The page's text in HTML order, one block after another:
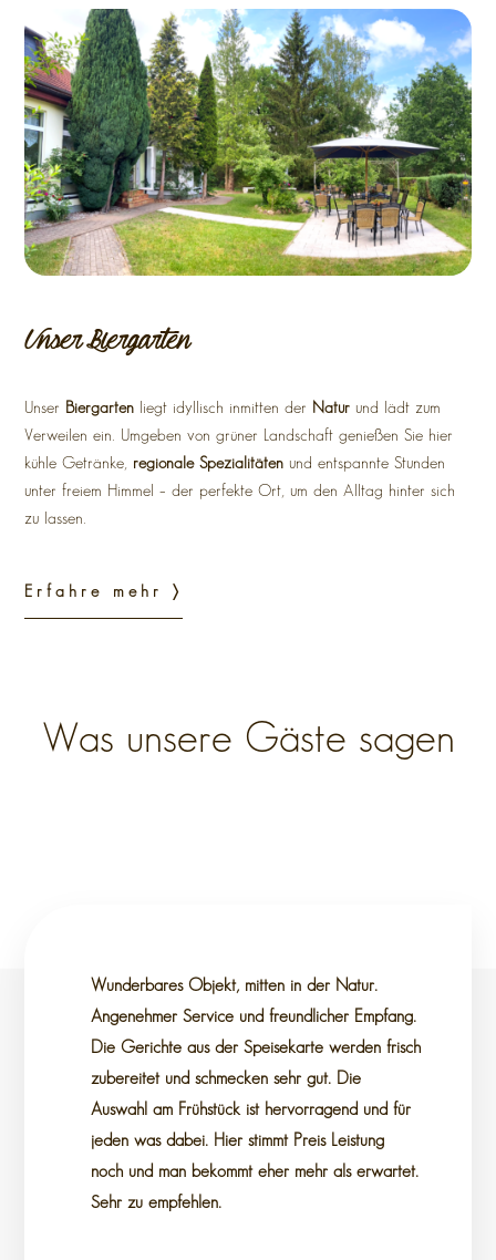
Unser Biergarten
Unser Biergarten liegt idyllisch inmitten der Natur und lädt zum
Verweilen ein. Umgeben von grüner Landschaft genießen Sie hier
kühle Getränke, regionale Spezialitäten und entspannte Stunden
unter freiem Himmel – der perfekte Ort, um den Alltag hinter sich
zu lassen.
Erfahre mehr 〉
Was unsere Gäste sagen
Wunderbares Objekt, mitten in der Natur.
Angenehmer Service und freundlicher Empfang.
Die Gerichte aus der Speisekarte werden frisch
zubereitet und schmecken sehr gut. Die
Auswahl am Frühstück ist hervorragend und für
jeden was dabei. Hier stimmt Preis Leistung
noch und man bekommt eher mehr als erwartet.
Sehr zu empfehlen.